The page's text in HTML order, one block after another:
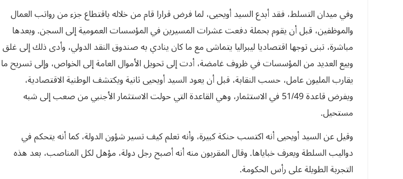
وفي ميدان التسلط، فقد أبدع السيد أويحيى، لما فرض قرارا قام من خلاله باقتطاع جزء من رواتب العمال
والموظفين، قبل أن يقوم بحملة دفعت عشرات المسيرين في المؤسسات العمومية إلى السجن. وبعدها
مباشرة، تبنى توجها اقتصاديا ليبراليا يتماشى مع ما كان ينادي به صندوق النقد الدولي، وأدى ذلك إلى غلق
وبيع العديد من المؤسسات في ظروف غامضة، أدت إلى تحويل الأموال العامة إلى الخواص، وإلى تسريح ما
يقارب المليون عامل، حسب النقابة، قبل أن يعود السيد أويحيى ثانية ويكتشف الوطنية الاقتصادية،
ويفرض قاعدة 51/49 في الاستثمار، وهي القاعدة التي حولت الاستثمار الأجنبي من صعب إلى شبه
مستحيل.
وقيل عن السيد أويحيى أنه اكتسب حنكة كبيرة، وأنه تعلم كيف تسير شؤون الدولة، كما أنه يتحكم في
دواليب السلطة ويعرف خباياها. وقال المقربون منه أنه أصبح رجل دولة، مؤهل لكل المناصب، بعد هذه
التجربة الطويلة على رأس الحكومة.